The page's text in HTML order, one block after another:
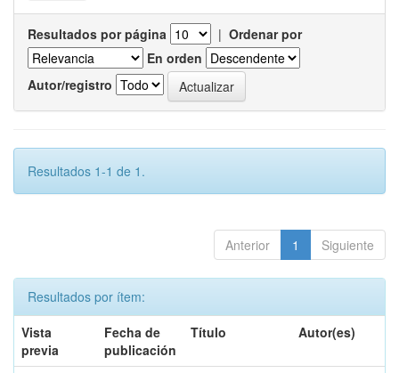
Resultados por página | Ordenar por
En orden
Autor/registro
Resultados 1-1 de 1.
Anterior 1 Siguiente
Resultados por ítem:
Vista
previa
Fecha de
publicación
Título Autor(es)